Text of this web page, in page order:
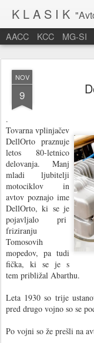
K L A S I K
AACC KCC MG-SI
NOV
9
.
Tovarna vplinjačev
DellOrto praznuje
letos 80-letnico
delovanja. Manj
mladi ljubitelji
motociklov in
avtov poznajo ime
DellOrto, ki se je
pojavljalo pri
friziranju
Tomosovih
mopedov, pa tudi
fička, ki se je s
tem približal Abarthu.
Leta 1930 so trije
pred drugo vojno so se
Po vojni so že prešli na